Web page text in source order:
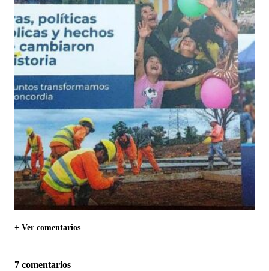
+ Ver comentarios
7 comentarios